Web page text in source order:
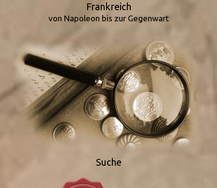
Frankreich
von Napoleon bis zur Gegenwart
Suche